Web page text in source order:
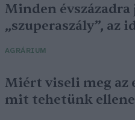
Minden
„szuperaszály”, az
AGRÁRIUM
Miért viseli meg az
mit tehetünk